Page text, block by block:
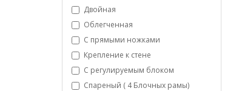
Двойная
Облегченная
С прямыми ножками
Крепление к стене
С регулируемым блоком
Спареный ( 4 Блочных рамы)